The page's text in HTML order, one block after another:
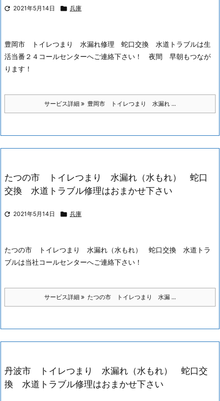
 2021年5月14日  兵庫
豊岡市 トイレつまり 水漏れ修理 蛇口交換 水道トラブルは生
活当番２４コールセンターへご連絡下さい！ 夜間 早朝もつなが
ります！
サービス詳細 豊岡市 トイレつまり 水漏れ ...
たつの市 トイレつまり 水漏れ（水もれ） 蛇口
交換 水道トラブル修理はおまかせ下さい
 2021年5月14日  兵庫
たつの市 トイレつまり 水漏れ（水もれ） 蛇口交換 水道トラ
ブルは当社コールセンターへご連絡下さい！
サービス詳細 たつの市 トイレつまり 水漏 ...
丹波市 トイレつまり 水漏れ（水もれ） 蛇口交
換 水道トラブル修理はおまかせ下さい